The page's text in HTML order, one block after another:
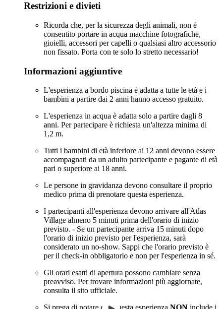
Restrizioni e divieti
Ricorda che, per la sicurezza degli animali, non è
consentito portare in acqua macchine fotografiche,
gioielli, accessori per capelli o qualsiasi altro accessorio
non fissato. Porta con te solo lo stretto necessario!
Informazioni aggiuntive
L'esperienza a bordo piscina è adatta a tutte le età e i
bambini a partire dai 2 anni hanno accesso gratuito.
L'esperienza in acqua è adatta solo a partire dagli 8
anni. Per partecipare è richiesta un'altezza minima di
1,2 m.
Tutti i bambini di età inferiore ai 12 anni devono essere
accompagnati da un adulto partecipante e pagante di età
pari o superiore ai 18 anni.
Le persone in gravidanza devono consultare il proprio
medico prima di prenotare questa esperienza.
I partecipanti all'esperienza devono arrivare all'Atlas
Village almeno 5 minuti prima dell'orario di inizio
previsto. - Se un partecipante arriva 15 minuti dopo
l'orario di inizio previsto per l'esperienza, sarà
considerato un no-show. Sappi che l'orario previsto è
per il check-in obbligatorio e non per l'esperienza in sé.
Gli orari esatti di apertura possono cambiare senza
preavviso. Per trovare informazioni più aggiornate,
consulta il sito ufficiale.